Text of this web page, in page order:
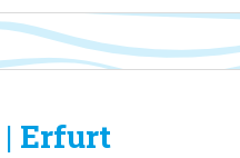
| Erfurt